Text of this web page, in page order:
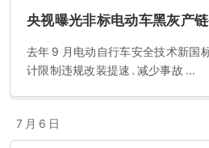
央视曝光非标电动车黑灰产
去年 9 月电动自行车安全技术新国
计限制违规改装提速、减少事故 ...
7 月 6 日